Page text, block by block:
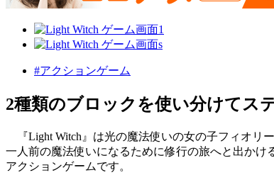
#アクションゲーム
2種類のブロックを使い分けてス
『Light Witch』は光の魔法使いの女の子フィオリ
一人前の魔法使いになるために修行の旅へと出かけ
アクションゲームです。